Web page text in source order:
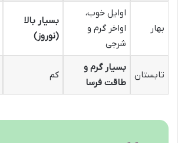
بهار
اوایل خوب،
اواخر گرم و
شرجی
بسیار بالا
(نوروز)
تابستان
بسیار گرم و
طاقت فرسا
کم